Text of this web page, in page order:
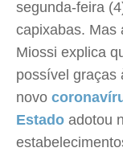
segunda-feira
capixabas. Mas
Miossi explica
possível graças
novo
Estado adotou